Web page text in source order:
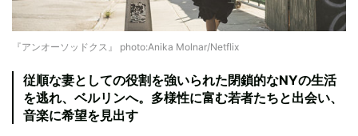
『アンオーソッドクス』 photo:Anika Molnar/Netflix
従順な妻としての役割を強いられた閉鎖的なNYの生活
を逃れ、ベルリンへ。多様性に富む若者たちと出会い、
音楽に希望を見出す